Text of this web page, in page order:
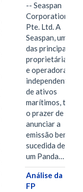
-- Seaspan
Corporation
Pte. Ltd. A
Seaspan, uma
das principais
proprietárias
e operadoras
independentes
de ativos
marítimos, tem
o prazer de
anunciar a
emissão bem-
sucedida de
um Panda…
Análise da
FP